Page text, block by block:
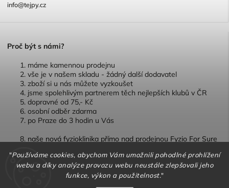
"Používáme cookies, abychom Vám umožnili pohodlné prohlížení
webu a díky analýze provozu webu neustále zlepšovali jeho
funkce, výkon a použitelnost."
info@tejpy.cz
Proč být s námi?
máme kamennou prodejnu
vše je v našem skladu - žádný další dodavatel
zboží si u nás můžete vyzkoušet
jsme spolehlivým partnerem těch nejlepších klubů v ČR
dopravné od 75,- Kč
osobní odběr zdarma
po Praze do 3 hodin u Vás
naše nová fyzioklinika přímo nad prodejnou Fyzio For Sure